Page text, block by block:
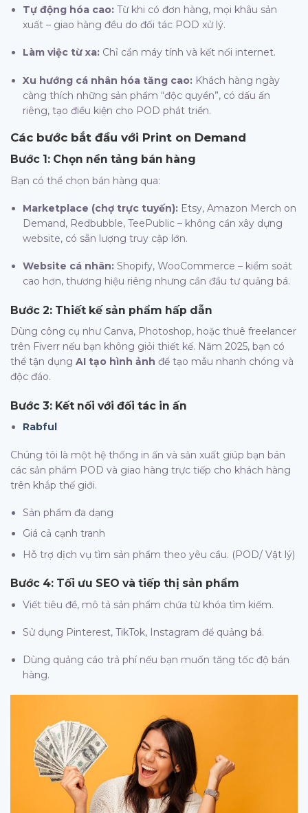
Tự động hóa cao: Từ khi có đơn hàng, mọi khâu sản
xuất – giao hàng đều do đối tác POD xử lý.
Làm việc từ xa: Chỉ cần máy tính và kết nối internet.
Xu hướng cá nhân hóa tăng cao: Khách hàng ngày
càng thích những sản phẩm “độc quyền”, có dấu ấn
riêng, tạo điều kiện cho POD phát triển.
Các bước bắt đầu với Print on Demand
Bước 1: Chọn nền tảng bán hàng
Bạn có thể chọn bán hàng qua:
Marketplace (chợ trực tuyến): Etsy, Amazon Merch on
Demand, Redbubble, TeePublic – không cần xây dựng
website, có sẵn lượng truy cập lớn.
Website cá nhân: Shopify, WooCommerce – kiểm soát
cao hơn, thương hiệu riêng nhưng cần đầu tư quảng bá.
Bước 2: Thiết kế sản phẩm hấp dẫn
Dùng công cụ như Canva, Photoshop, hoặc thuê freelancer
trên Fiverr nếu bạn không giỏi thiết kế. Năm 2025, bạn có
thể tận dụng AI tạo hình ảnh để tạo mẫu nhanh chóng và
độc đáo.
Bước 3: Kết nối với đối tác in ấn
Rabful
Chúng tôi là một hệ thống in ấn và sản xuất giúp bạn bán
các sản phẩm POD và giao hàng trực tiếp cho khách hàng
trên khắp thế giới.
Sản phẩm đa dạng
Giá cả cạnh tranh
Hỗ trợ dịch vụ tìm sản phẩm theo yêu cầu. (POD/ Vật lý)
Bước 4: Tối ưu SEO và tiếp thị sản phẩm
Viết tiêu đề, mô tả sản phẩm chứa từ khóa tìm kiếm.
Sử dụng Pinterest, TikTok, Instagram để quảng bá.
Dùng quảng cáo trả phí nếu bạn muốn tăng tốc độ bán
hàng.